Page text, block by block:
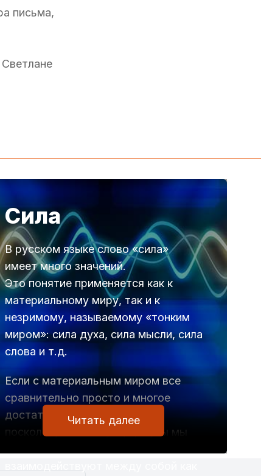
письма,
Сила
В русском языке слово «сила»
имеет много значений.
Это понятие применяется как к
материальному миру, так и к
незримому, называемому «тонким
миром»: сила духа, сила мысли, сила
слова и т.д.
Если с материальным миром все
сравнительно просто и многое
достаточно хорошо изучено,
поскольку используя формулы мы
Читать далее